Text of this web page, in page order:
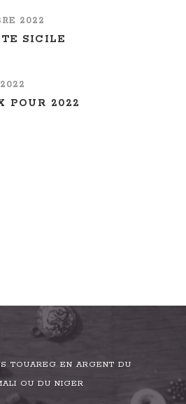
2022
SICILE
POUR 2022
TOUAREG EN ARGENT DU
OU DU NIGER